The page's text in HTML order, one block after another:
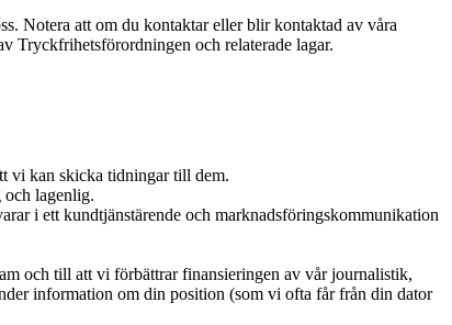
Notera att om du kontaktar eller blir kontaktad av våra
Tryckfrihetsförordningen och relaterade lagar.
vi kan skicka tidningar till dem.
lagenlig.
i ett kundtjänstärende och marknadsföringskommunikation
och till att vi förbättrar finansieringen av vår journalistik,
information om din position (som vi ofta får från din dator